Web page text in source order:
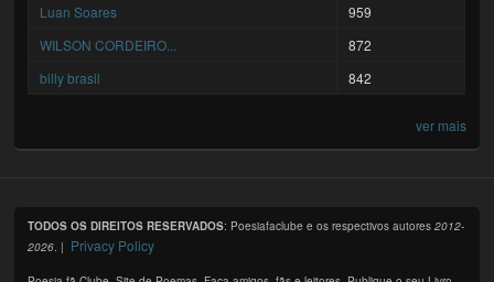
Luan Soares
959
WILSON CORDEIRO...
872
billy brasil
842
ver mais
TODOS OS DIREITOS RESERVADOS: Poesiafaclube e os respectivos autores2012-
2026 . | Privacy Policy